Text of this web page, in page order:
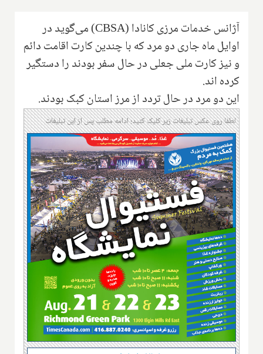
آژانس خدمات مرزی کانادا (CBSA) می‌گوید در
اوایل ماه جاری دو مرد که با چندین کارت اقامت دائم
و نیز کارت ملی جعلی در حال سفر بودند را دستگیر
کرده‌ اند.
این دو مرد در حال تردد از مرز استان کبک بودند.
لطفا روی عکس تبلیغات زیر کلیک کنید؛ ادامه مطلب پس از این تبلیغات